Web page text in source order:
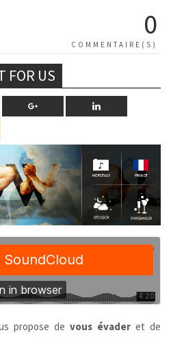
0
COMMENTAIRE(S)
FOR US
propose de vous évader et de